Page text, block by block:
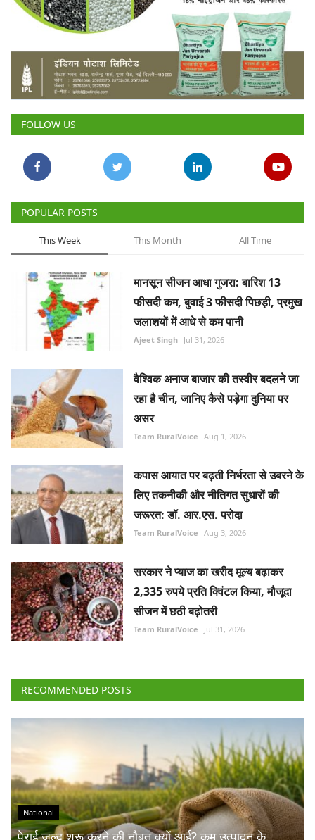
Ground Report
Rural Connect
Gallery
National
Latest News
Agriculture Conclave and NACOF
Awards 2022
Agri Start-Ups
Language
English Hindi
FOLLOW US
POPULAR POSTS
This Week This Month All Time
मानसून सीजन आधा गुजरा: बारिश 13
फीसदी कम, बुवाई 3 फीसदी पिछड़ी, प्रमुख
जलाशयों में आधे से कम पानी
Ajeet Singh Jul 31, 2026
वैश्विक अनाज बाजार की तस्वीर बदलने जा
रहा है चीन, जानिए कैसे पड़ेगा दुनिया पर
असर
Team RuralVoice Aug 1, 2026
कपास आयात पर बढ़ती निर्भरता से उबरने के
लिए तकनीकी और नीतिगत सुधारों की
जरूरत: डॉ. आर.एस. परोदा
Team RuralVoice Aug 3, 2026
सरकार ने प्याज का खरीद मूल्य बढ़ाकर
2,335 रुपये प्रति क्विंटल किया, मौजूदा
सीजन में छठी बढ़ोतरी
Team RuralVoice Jul 31, 2026
RECOMMENDED POSTS
National
पेराई जल्द शुरू करने की नौबत क्यों आई? कम उत्पादन के